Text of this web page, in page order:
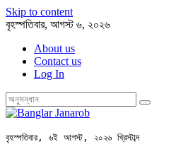
Skip to content
বৃহস্পতিবার, আগস্ট ৬, ২০২৬
About us
Contact us
Log In
বৃহস্পতিবার, ৬ই আগস্ট, ২০২৬ খ্রিস্টাব্দ